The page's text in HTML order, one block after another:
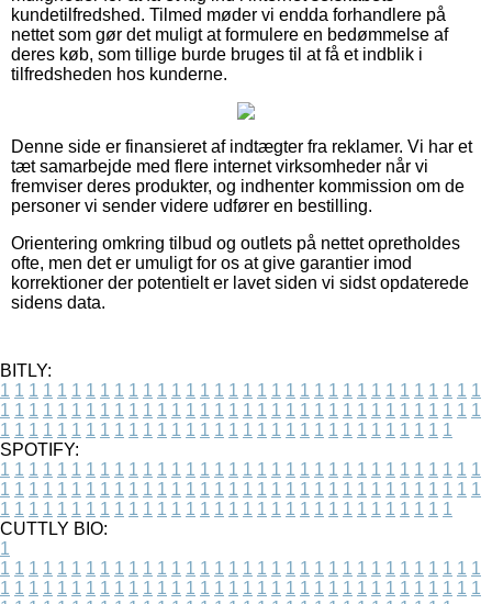
kundetilfredshed. Tilmed møder vi endda forhandlere på
nettet som gør det muligt at formulere en bedømmelse af
deres køb, som tillige burde bruges til at få et indblik i
tilfredsheden hos kunderne.
Denne side er finansieret af indtægter fra reklamer. Vi har et
tæt samarbejde med flere internet virksomheder når vi
fremviser deres produkter, og indhenter kommission om de
personer vi sender videre udfører en bestilling.
Orientering omkring tilbud og outlets på nettet opretholdes
ofte, men det er umuligt for os at give garantier imod
korrektioner der potentielt er lavet siden vi sidst opdaterede
sidens data.
BITLY:
1 1 1 1 1 1 1 1 1 1 1 1 1 1 1 1 1 1 1 1 1 1 1 1 1 1 1 1 1 1 1 1 1 1
1 1 1 1 1 1 1 1 1 1 1 1 1 1 1 1 1 1 1 1 1 1 1 1 1 1 1 1 1 1 1 1 1 1
1 1 1 1 1 1 1 1 1 1 1 1 1 1 1 1 1 1 1 1 1 1 1 1 1 1 1 1 1 1 1 1
SPOTIFY:
1 1 1 1 1 1 1 1 1 1 1 1 1 1 1 1 1 1 1 1 1 1 1 1 1 1 1 1 1 1 1 1 1 1
1 1 1 1 1 1 1 1 1 1 1 1 1 1 1 1 1 1 1 1 1 1 1 1 1 1 1 1 1 1 1 1 1 1
1 1 1 1 1 1 1 1 1 1 1 1 1 1 1 1 1 1 1 1 1 1 1 1 1 1 1 1 1 1 1 1
CUTTLY BIO:
1
1 1 1 1 1 1 1 1 1 1 1 1 1 1 1 1 1 1 1 1 1 1 1 1 1 1 1 1 1 1 1 1 1 1
1 1 1 1 1 1 1 1 1 1 1 1 1 1 1 1 1 1 1 1 1 1 1 1 1 1 1 1 1 1 1 1 1 1